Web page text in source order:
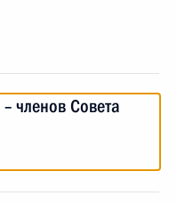
членов Совета